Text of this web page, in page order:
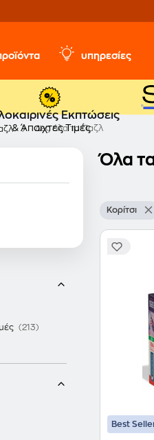
υπηρεσίες
Εκπτώσεις
& Άπαιχτες Τιμές
Δες όλα τα Παζλ
Όλα
Κορίτσι
Best